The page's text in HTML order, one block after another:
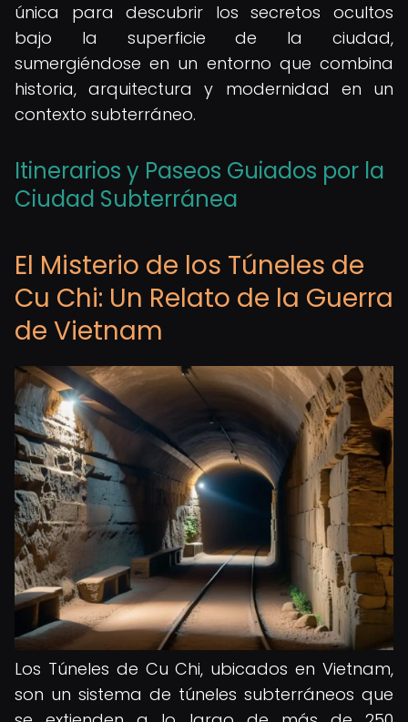
única para descubrir los secretos ocultos
bajo la superficie de la ciudad,
sumergiéndose en un entorno que combina
historia, arquitectura y modernidad en un
contexto subterráneo.
Itinerarios y Paseos Guiados por la
Ciudad Subterránea
El Misterio de los Túneles de
Cu Chi: Un Relato de la Guerra
de Vietnam
Los Túneles de Cu Chi, ubicados en Vietnam,
son un sistema de túneles subterráneos que